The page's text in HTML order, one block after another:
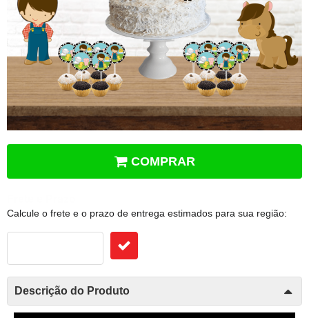
COMPRAR
Calcule o frete e o prazo de entrega estimados para sua região:
Descrição do Produto